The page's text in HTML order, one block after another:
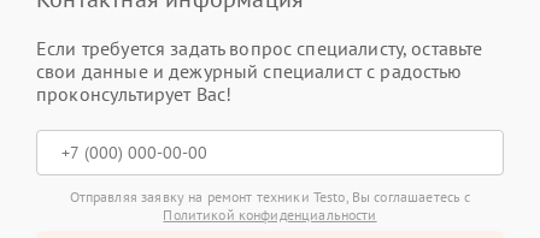
Если требуется задать вопрос специалисту, оставьте
свои данные и дежурный специалист с радостью
проконсультирует Вас!
Отправляя заявку на ремонт техники Testo, Вы соглашаетесь с
Политикой конфиденциальности